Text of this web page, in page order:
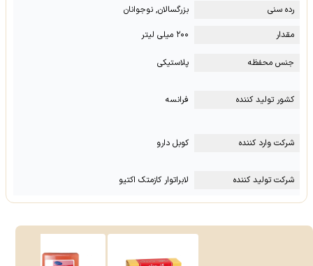
رده سنی
بزرگسالان, نوجوانان
مقدار
۲۰۰ میلی لیتر
جنس محفظه پلاستیکی
کشور تولید کننده فرانسه
شرکت وارد کننده کوبل دارو
شرکت تولید کننده لابراتوار کازمتک اکتیو